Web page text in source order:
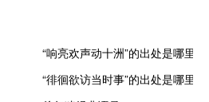
“响亮欢声动十洲”的出处是哪里
“徘徊欲访当时事”的出处是哪里